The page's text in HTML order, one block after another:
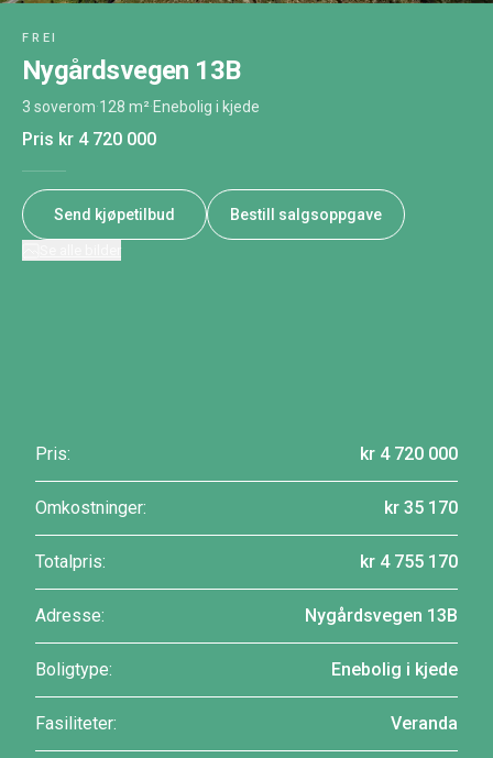
FREI
Nygårdsvegen 13B
3 soverom·128 m²·Enebolig i kjede
Pris kr 4 720 000
Send kjøpetilbud Bestill salgsoppgave
Pris: kr 4 720 000
Omkostninger: kr 35 170
Totalpris: kr 4 755 170
Adresse: Nygårdsvegen 13B
Boligtype: Enebolig i kjede
Fasiliteter: Veranda